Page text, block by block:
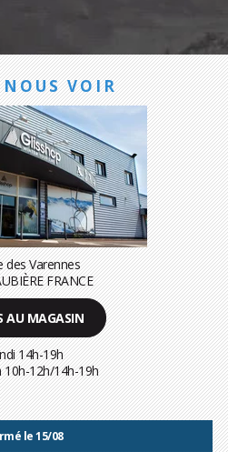
VOIR
des Varennes
FRANCE
AU MAGASIN
14h-19h
10h-12h/14h-19h
le 15/08